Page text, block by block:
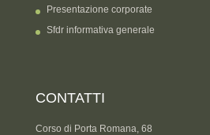
Presentazione corporate
Sfdr informativa generale
CONTATTI
Corso di Porta Romana, 68